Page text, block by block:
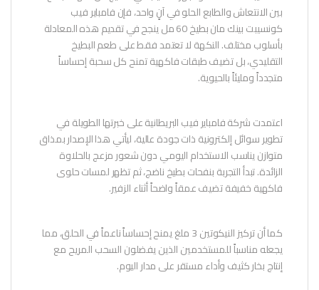
بين الانتعاش والطابع الحلو في آنٍ واحد، فإن فامباير فيب
كونسيبت بينك مان بطيخ 60 مل ينجح في تقديم هذه المعادلة
بأسلوب مختلف. النكهة لا تعتمد فقط على طعم البطيخ
التقليدي، بل تضيف طبقات فاكهية تمنح كل سحبة إحساساً
متجدداً ومليئاً بالحيوية.
اعتمدت شركة فامباير فيب البريطانية على خبرتها الطويلة في
تطوير سوائل إلكترونية ذات جودة عالية، ليأتي هذا الإصدار بمذاق
متوازن يناسب الاستخدام اليومي دون شعور مزعج بالحلاوة
الزائدة. تبدأ التجربة بنفحات بطيخ ناضج، ثم تظهر لمسات حلوى
فاكهية خفيفة تضيف عمقاً واضحاً أثناء الزفير.
كما أن تركيز النيكوتين 3 ملغ يمنح إحساساً ناعماً في الحلق، مما
يجعله مناسباً للمستخدمين الذين يفضلون السحب المريح مع
إنتاج بخار كثيف وأداء مستقر على مدار اليوم.